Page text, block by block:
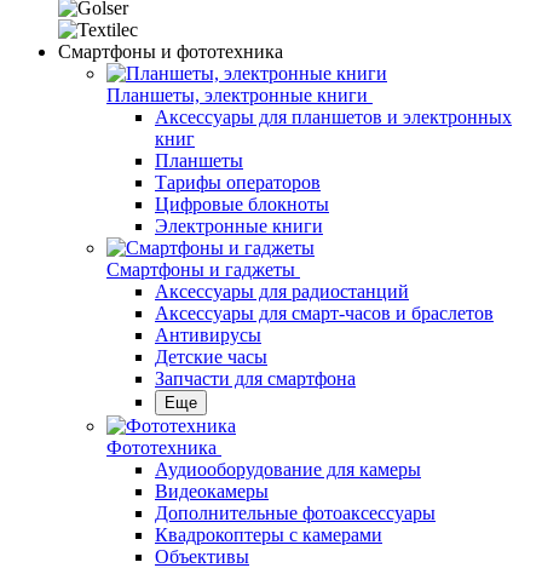
Смартфоны и фототехника
Планшеты, электронные книги
Аксессуары для планшетов и электронных
книг
Планшеты
Тарифы операторов
Цифровые блокноты
Электронные книги
Смартфоны и гаджеты
Аксессуары для радиостанций
Аксессуары для смарт-часов и браслетов
Антивирусы
Детские часы
Запчасти для смартфона
Еще
Фототехника
Аудиооборудование для камеры
Видеокамеры
Дополнительные фотоаксессуары
Квадрокоптеры с камерами
Объективы